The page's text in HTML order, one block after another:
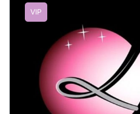
VIP